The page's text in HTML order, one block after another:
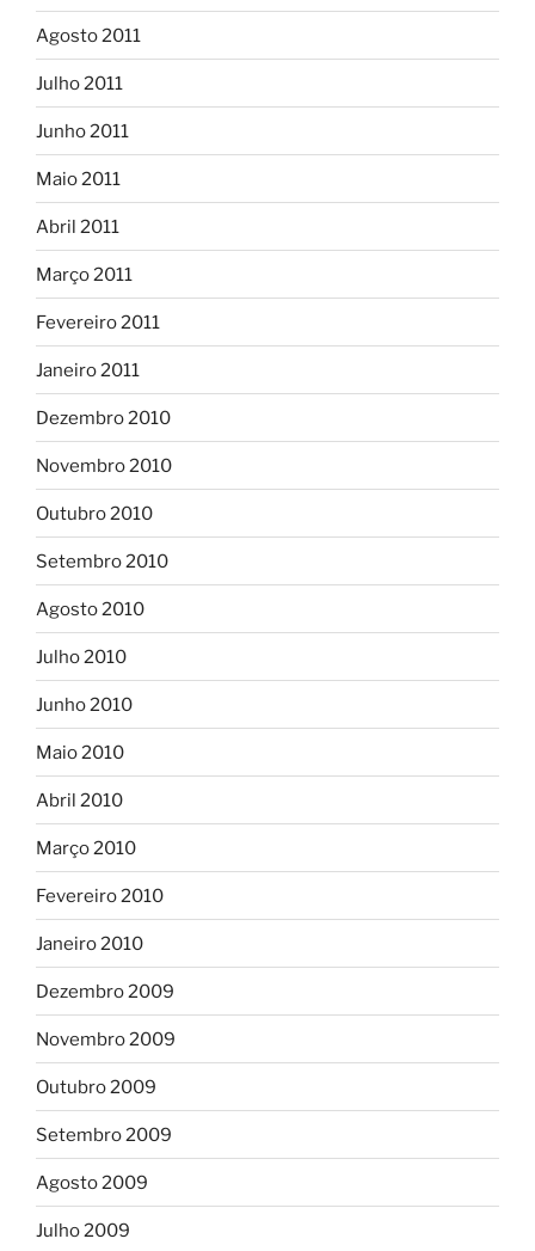
Agosto 2011
Julho 2011
Junho 2011
Maio 2011
Abril 2011
Março 2011
Fevereiro 2011
Janeiro 2011
Dezembro 2010
Novembro 2010
Outubro 2010
Setembro 2010
Agosto 2010
Julho 2010
Junho 2010
Maio 2010
Abril 2010
Março 2010
Fevereiro 2010
Janeiro 2010
Dezembro 2009
Novembro 2009
Outubro 2009
Setembro 2009
Agosto 2009
Julho 2009